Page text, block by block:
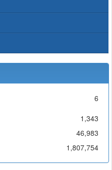
6
1,343
46,983
1,807,754